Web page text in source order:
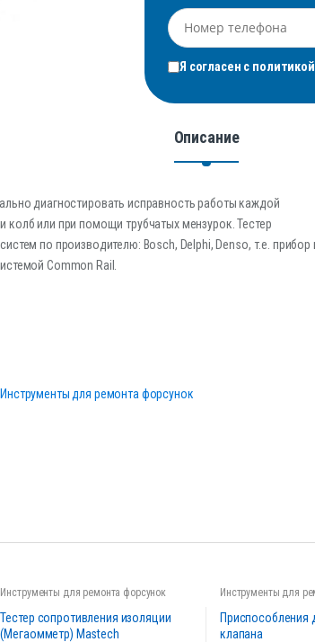
Я согласен с
Описание
диагностировать исправность работы каждой
колб или при помощи трубчатых мензурок. Тестер
по производителю: Bosch, Delphi, Denso, т.е.
Common Rail.
Инструменты для ремонта форсунок
Инструменты для ремонта форсунок
Тестер сопротивления изоляции
(Мегаомметр) Mastech
Инструменты для
Приспособления
клапана